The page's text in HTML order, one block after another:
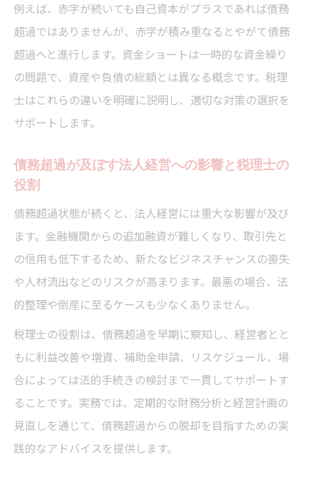
バイス
みなし贈与課税を防ぐための税理士の視点
税理士が指摘する増資・債務免除の法的リ
スク
債務超過時の資本取引における注意点
例えば、赤字が続いても自己資本がプラスであれば債務
超過ではありませんが、赤字が積み重なるとやがて債務
超過へと進行します。資金ショートは一時的な資金繰り
の問題で、資産や負債の総額とは異なる概念です。税理
士はこれらの違いを明確に説明し、適切な対策の選択を
サポートします。
債務超過が及ぼす法人経営への影響と税理士の
役割
債務超過状態が続くと、法人経営には重大な影響が及び
ます。金融機関からの追加融資が難しくなり、取引先と
の信用も低下するため、新たなビジネスチャンスの喪失
や人材流出などのリスクが高まります。最悪の場合、法
的整理や倒産に至るケースも少なくありません。
税理士の役割は、債務超過を早期に察知し、経営者とと
もに利益改善や増資、補助金申請、リスケジュール、場
合によっては法的手続きの検討まで一貫してサポートす
ることです。実務では、定期的な財務分析と経営計画の
見直しを通じて、債務超過からの脱却を目指すための実
践的なアドバイスを提供します。